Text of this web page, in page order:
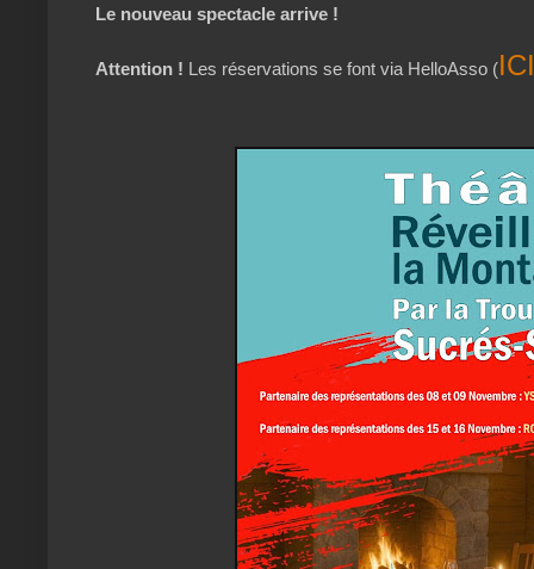
Le nouveau spectacle arrive !
Attention ! Les réservations se font via HelloAsso (ICI